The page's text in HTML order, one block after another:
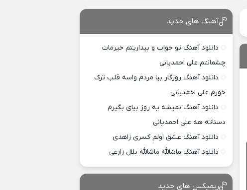
آهنگ های جدید
دانلود آهنگ تو خواب و بیداریتم خیرمات
چشمانتم علی احمدیانی
دانلود آهنگ روزگار بیا مردم واسه قلب ترک
خورم علی احمدیانی
دانلود آهنگ نمیشه یه روز بیای بگیرم
دستاته هه علی احمدیانی
دانلود آهنگ عشق اولم کسری زاهدی
دانلود آهنگ ماشالله ماشالله بلال زارعی
ریمیکس های جدید